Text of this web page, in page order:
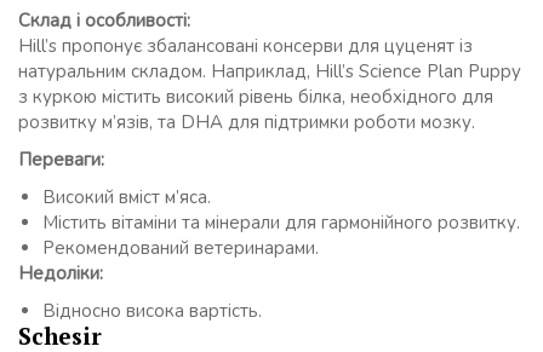
Склад і особливості:
Hill’s пропонує збалансовані консерви для цуценят із
натуральним складом. Наприклад, Hill’s Science Plan Puppy
з куркою містить високий рівень білка, необхідного для
розвитку м’язів, та DHA для підтримки роботи мозку.
Переваги:
Високий вміст м’яса.
Містить вітаміни та мінерали для гармонійного розвитку.
Рекомендований ветеринарами.
Недоліки:
Відносно висока вартість.
Schesir